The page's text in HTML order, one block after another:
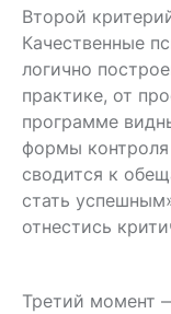
Второй
Качественные
логично
практике, от
программе
формы контроля
сводится к
стать
отнестись
Третий момент